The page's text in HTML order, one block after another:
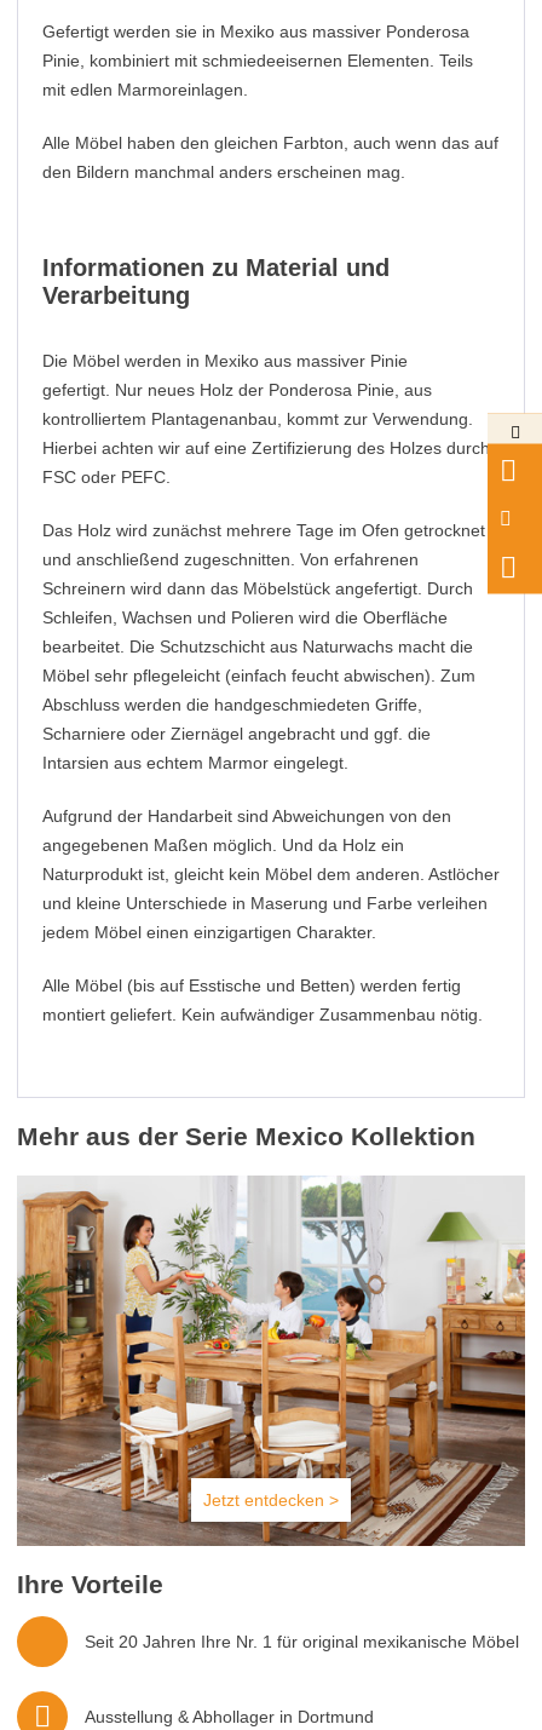
Gefertigt werden sie in Mexiko aus massiver Ponderosa
Pinie, kombiniert mit schmiedeeisernen Elementen. Teils
mit edlen Marmoreinlagen.
Alle Möbel haben den gleichen Farbton, auch wenn das auf
den Bildern manchmal anders erscheinen mag.
Informationen zu Material und
Verarbeitung
Die Möbel werden in Mexiko aus massiver Pinie
gefertigt. Nur neues Holz der Ponderosa Pinie, aus
kontrolliertem Plantagenanbau, kommt zur Verwendung.
Hierbei achten wir auf eine Zertifizierung des Holzes durch
FSC oder PEFC.
Das Holz wird zunächst mehrere Tage im Ofen getrocknet
und anschließend zugeschnitten. Von erfahrenen
Schreinern wird dann das Möbelstück angefertigt. Durch
Schleifen, Wachsen und Polieren wird die Oberfläche
bearbeitet. Die Schutzschicht aus Naturwachs macht die
Möbel sehr pflegeleicht (einfach feucht abwischen). Zum
Abschluss werden die handgeschmiedeten Griffe,
Scharniere oder Ziernägel angebracht und ggf. die
Intarsien aus echtem Marmor eingelegt.
Aufgrund der Handarbeit sind Abweichungen von den
angegebenen Maßen möglich. Und da Holz ein
Naturprodukt ist, gleicht kein Möbel dem anderen. Astlöcher
und kleine Unterschiede in Maserung und Farbe verleihen
jedem Möbel einen einzigartigen Charakter.
Alle Möbel (bis auf Esstische und Betten) werden fertig
montiert geliefert. Kein aufwändiger Zusammenbau nötig.
Mehr aus der Serie Mexico Kollektion
Jetzt entdecken >
Ihre Vorteile
Seit 20 Jahren Ihre Nr. 1 für original mexikanische Möbel
Ausstellung & Abhollager in Dortmund